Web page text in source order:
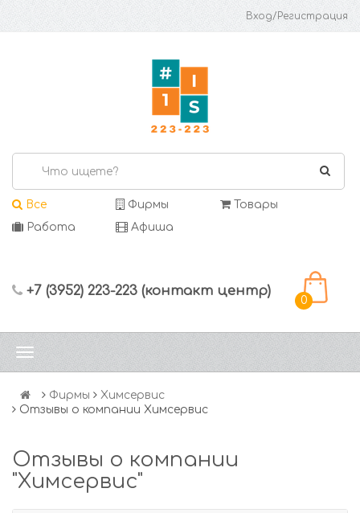
Вход/Регистрация
Все Фирмы
Товары
Работа
Афиша
+7 (3952) 223-223 (контакт центр)
0
Фирмы
Химсервис
Отзывы о компании Химсервис
Отзывы о компании
"Химсервис"